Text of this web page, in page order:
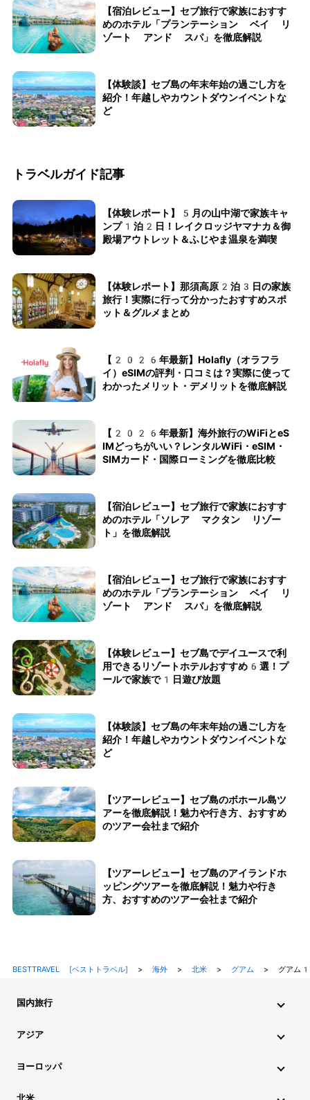
【宿泊レビュー】セブ旅行で家族におすす
めのホテル「プランテーション ベイ リ
ゾート アンド スパ」を徹底解説
【体験談】セブ島の年末年始の過ごし方を
紹介！年越しやカウントダウンイベントな
ど
トラベルガイド記事
【体験レポート】5月の山中湖で家族キャ
ンプ1泊2日！レイクロッジヤマナカ＆御
殿場アウトレット＆ふじやま温泉を満喫
【体験レポート】那須高原2泊3日の家族
旅行！実際に行って分かったおすすめスポ
ット＆グルメまとめ
【2026年最新】Holafly（オラフラ
イ）eSIMの評判・口コミは？実際に使って
わかったメリット・デメリットを徹底解説
【2026年最新】海外旅行のWiFiとeS
IMどっちがいい？レンタルWiFi・eSIM・
SIMカード・国際ローミングを徹底比較
【宿泊レビュー】セブ旅行で家族におすす
めのホテル「ソレア マクタン リゾー
ト」を徹底解説
【宿泊レビュー】セブ旅行で家族におすす
めのホテル「プランテーション ベイ リ
ゾート アンド スパ」を徹底解説
【体験レビュー】セブ島でデイユースで利
用できるリゾートホテルおすすめ6選！プ
ールで家族で1日遊び放題
【体験談】セブ島の年末年始の過ごし方を
紹介！年越しやカウントダウンイベントな
ど
【ツアーレビュー】セブ島のボホール島ツ
アーを徹底解説！魅力や行き方、おすすめ
のツアー会社まで紹介
【ツアーレビュー】セブ島のアイランドホ
ッピングツアーを徹底解説！魅力や行き
方、おすすめのツアー会社まで紹介
BESTTRAVEL [ベストトラベル] > 海外> 北米> グアム > グアム1
国内旅行
アジア
ヨーロッパ